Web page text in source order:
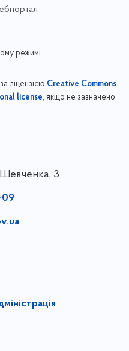
режимі
ліцензією Creative Commons
license, якщо не зазначено
Шевченка, 3
09